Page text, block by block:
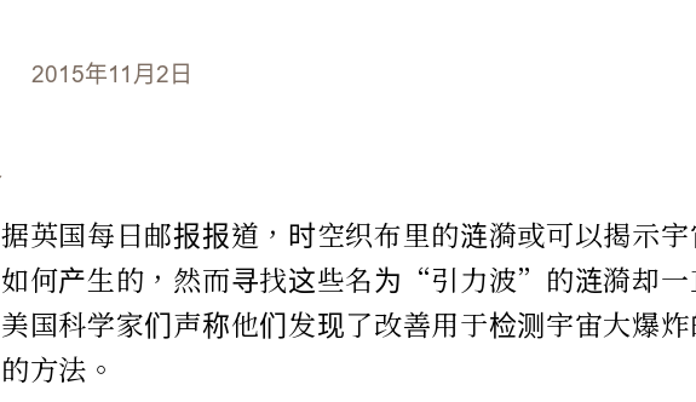
2015年11月2日
据英国每日邮报报道，时空织布里的涟漪或可以揭示
如何产生的，然而寻找这些名为“引力波”的涟漪却一
美国科学家们声称他们发现了改善用于检测宇宙大爆
的方法。